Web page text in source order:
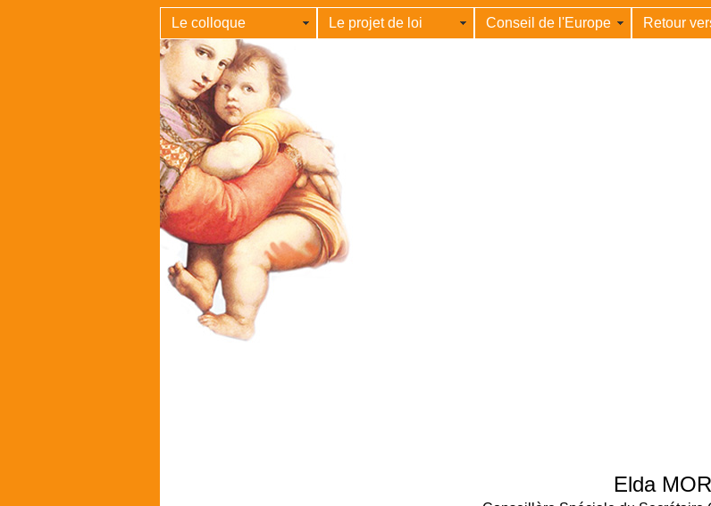
Le colloque Le projet de loi Conseil de l'Europe Retour
Elda